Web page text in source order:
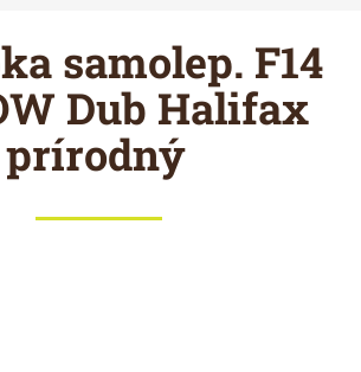
samolep. F14
Dub Halifax
prírodný